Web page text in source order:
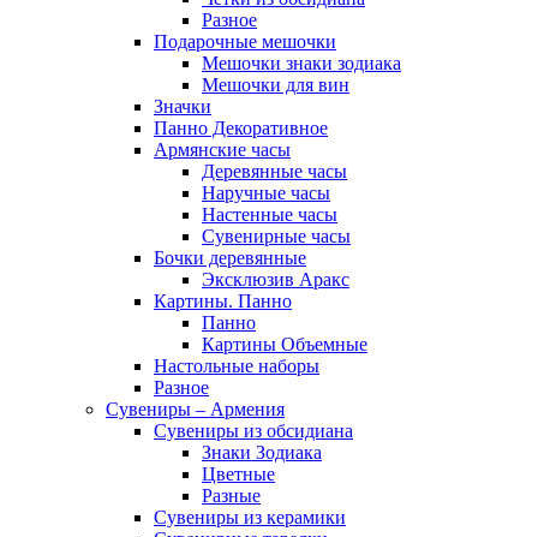
Разное
Подарочные мешочки
Мешочки знаки зодиака
Мешочки для вин
Значки
Панно Декоративное
Армянские часы
Деревянные часы
Наручные часы
Настенные часы
Сувенирные часы
Бочки деревянные
Эксклюзив Аракс
Картины. Панно
Панно
Картины Объемные
Настольные наборы
Разное
Сувениры – Армения
Сувениры из обсидиана
Знаки Зодиака
Цветные
Разные
Сувениры из керамики